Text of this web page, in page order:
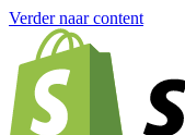
Verder naar content